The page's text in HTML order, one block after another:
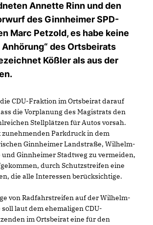
Annette Rinn und den
des Ginnheimer SPD-
Marc Petzold, es habe keine
des Ortsbeirats
Kößler als aus der
CDU-Fraktion im Ortsbeirat darauf
die Vorplanung des Magistrats den
Stellplätzen für Autos vorsah.
zunehmenden Parkdruck in dem
Ginnheimer Landstraße, Wilhelm-
Ginnheimer Stadtweg zu vermeiden,
durch Schutzstreifen eine
die alle Interessen berücksichtige.
von Radfahrstreifen auf der Wilhelm-
laut dem ehemaligen CDU-
im Ortsbeirat eine für den